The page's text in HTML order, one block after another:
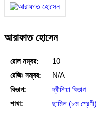
আরাফাত হোসেন
রোল নম্বর:
10
রেজিঃ নম্বর:
N/A
বিভাগ:
দ্বীনিয়া বিভাগ
শাখা:
ছামিন (৮ম শ্রেণী)